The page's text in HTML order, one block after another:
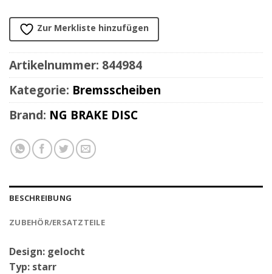
Zur Merkliste hinzufügen
Artikelnummer: 844984
Kategorie: Bremsscheiben
Brand: NG BRAKE DISC
BESCHREIBUNG
ZUBEHÖR/ERSATZTEILE
Design: gelocht
Typ: starr